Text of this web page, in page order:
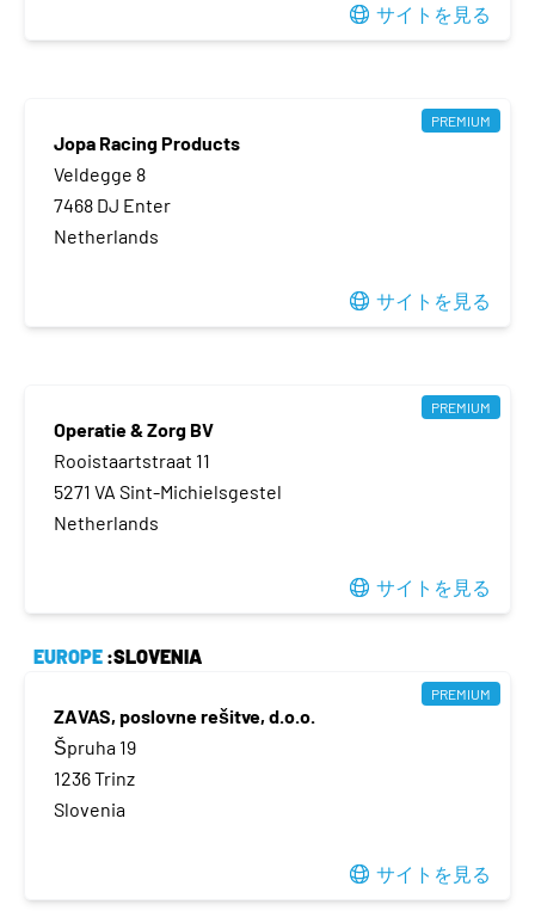
サイトを見る
PREMIUM
Jopa Racing Products
Veldegge 8
7468 DJ Enter
Netherlands
サイトを見る
PREMIUM
Operatie & Zorg BV
Rooistaartstraat 11
5271 VA Sint-Michielsgestel
Netherlands
サイトを見る
EUROPE :SLOVENIA
PREMIUM
ZAVAS, poslovne rešitve, d.o.o.
Špruha 19
1236 Trinz
Slovenia
サイトを見る